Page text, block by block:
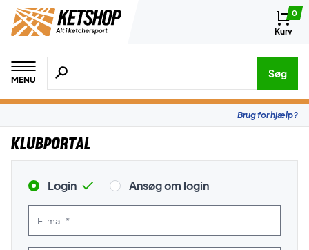
0
Kurv
MENU
Søg efter produkter, mærker etc.
Søg
Brug for hjælp?
Klubportal
Login Ansøg om login